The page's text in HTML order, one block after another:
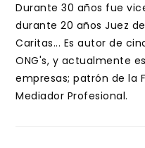
Durante 30 años fue
durante 20 años Juez
Caritas... Es autor de
ONG's, y actualmente
empresas; patrón de la
Mediador Profesional.